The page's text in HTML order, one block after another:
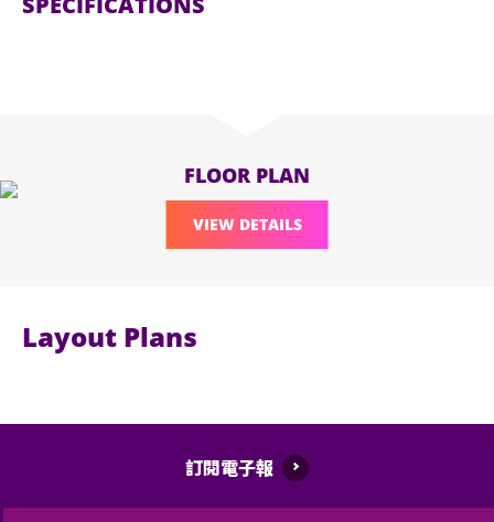
FLOOR PLAN
VIEW DETAILS
Layout Plans
訂閱電子報